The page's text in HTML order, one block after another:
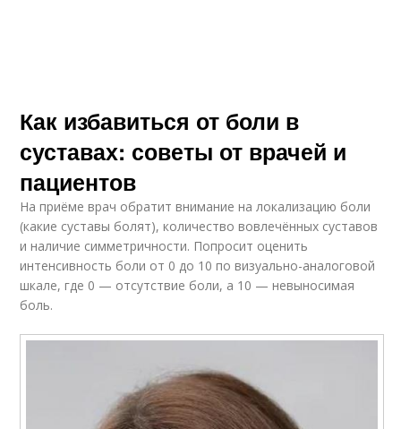
Как избавиться от боли в
суставах: советы от врачей и
пациентов
На приёме врач обратит внимание на локализацию боли
(какие суставы болят), количество вовлечённых суставов
и наличие симметричности. Попросит оценить
интенсивность боли от 0 до 10 по визуально-аналоговой
шкале, где 0 — отсутствие боли, а 10 — невыносимая
боль.